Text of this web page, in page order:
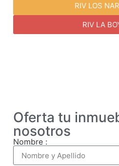
RIV LOS
RIV LA
Oferta tu
nosotros
Nombre :